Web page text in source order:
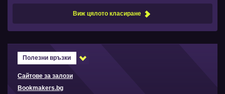
Виж цялото класиране
Полезни връзки
Сайтове за залози
Bookmakers.bg